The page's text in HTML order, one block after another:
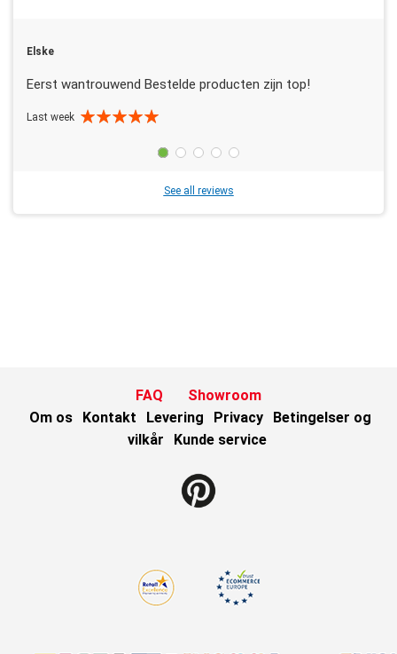
Elske
Eerst wantrouwend Bestelde producten zijn top!
Last week
See all reviews
FAQ
Showroom
Om os
Kontakt Levering Privacy
Betingelser og
vilkår
Kunde service